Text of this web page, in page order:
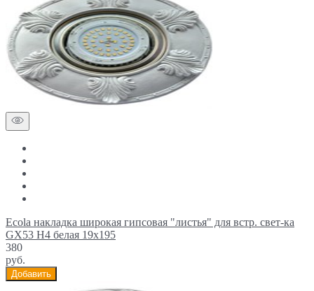
Ecola накладка широкая гипсовая "листья" для встр. свет-ка
GX53 H4 белая 19х195
380
руб.
Добавить